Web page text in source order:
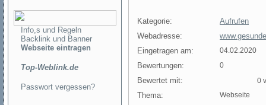
Info,s und Regeln
Backlink und Banner
Webseite eintragen
Top-Weblink.de
Passwort vergessen?
Kategorie:
Aufrufen
Webadresse:
Eingetragen am:
04.02.2020
Bewertungen: 0
Bewertet mit: 0
Thema: Webseite